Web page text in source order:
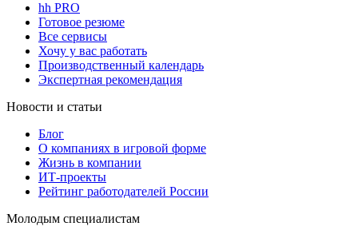
hh PRO
Готовое резюме
Все сервисы
Хочу у вас работать
Производственный календарь
Экспертная рекомендация
Новости и статьи
Блог
О компаниях в игровой форме
Жизнь в компании
ИТ-проекты
Рейтинг работодателей России
Молодым специалистам